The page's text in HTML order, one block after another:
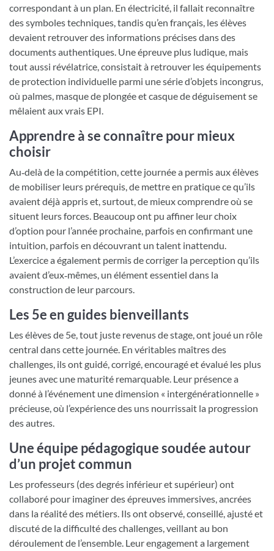
correspondant à un plan. En électricité, il fallait reconnaître
des symboles techniques, tandis qu’en français, les élèves
devaient retrouver des informations précises dans des
documents authentiques. Une épreuve plus ludique, mais
tout aussi révélatrice, consistait à retrouver les équipements
de protection individuelle parmi une série d’objets incongrus,
où palmes, masque de plongée et casque de déguisement se
mêlaient aux vrais EPI.
Apprendre à se connaître pour mieux
choisir
Au‑delà de la compétition, cette journée a permis aux élèves
de mobiliser leurs prérequis, de mettre en pratique ce qu’ils
avaient déjà appris et, surtout, de mieux comprendre où se
situent leurs forces. Beaucoup ont pu affiner leur choix
d’option pour l’année prochaine, parfois en confirmant une
intuition, parfois en découvrant un talent inattendu.
L’exercice a également permis de corriger la perception qu’ils
avaient d’eux‑mêmes, un élément essentiel dans la
construction de leur parcours.
Les 5e en guides bienveillants
Les élèves de 5e, tout juste revenus de stage, ont joué un rôle
central dans cette journée. En véritables maîtres des
challenges, ils ont guidé, corrigé, encouragé et évalué les plus
jeunes avec une maturité remarquable. Leur présence a
donné à l’événement une dimension « intergénérationnelle »
précieuse, où l’expérience des uns nourrissait la progression
des autres.
Une équipe pédagogique soudée autour
d’un projet commun
Les professeurs (des degrés inférieur et supérieur) ont
collaboré pour imaginer des épreuves immersives, ancrées
dans la réalité des métiers. Ils ont observé, conseillé, ajusté et
discuté de la difficulté des challenges, veillant au bon
déroulement de l’ensemble. Leur engagement a largement